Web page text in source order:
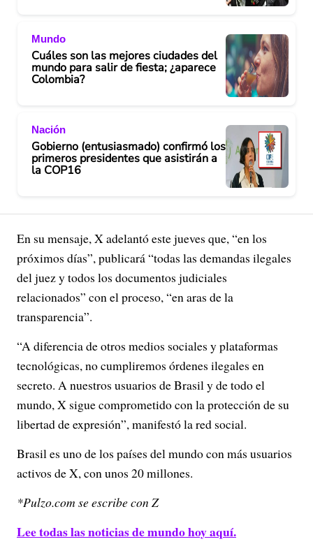
Mundo
Cuáles son las mejores ciudades del
mundo para salir de fiesta; ¿aparece
Colombia?
Nación
Gobierno (entusiasmado) confirmó los
primeros presidentes que asistirán a
la COP16
En su mensaje, X adelantó este jueves que, “en los
próximos días”, publicará “todas las demandas ilegales
del juez y todos los documentos judiciales
relacionados” con el proceso, “en aras de la
transparencia”.
“A diferencia de otros medios sociales y plataformas
tecnológicas, no cumpliremos órdenes ilegales en
secreto. A nuestros usuarios de Brasil y de todo el
mundo, X sigue comprometido con la protección de su
libertad de expresión”, manifestó la red social.
Brasil es uno de los países del mundo con más usuarios
activos de X, con unos 20 millones.
*Pulzo.com se escribe con Z
Lee todas las noticias de mundo hoy aquí.